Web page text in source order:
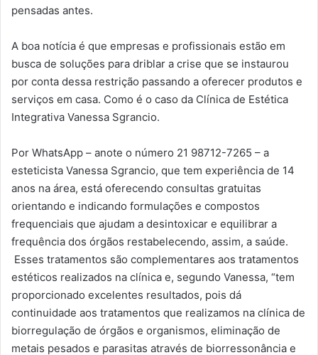
pensadas antes.
A boa notícia é que empresas e profissionais estão em
busca de soluções para driblar a crise que se instaurou
por conta dessa restrição passando a oferecer produtos e
serviços em casa. Como é o caso da Clínica de Estética
Integrativa Vanessa Sgrancio.
Por WhatsApp – anote o número 21 98712-7265 – a
esteticista Vanessa Sgrancio, que tem experiência de 14
anos na área, está oferecendo consultas gratuitas
orientando e indicando formulações e compostos
frequenciais que ajudam a desintoxicar e equilibrar a
frequência dos órgãos restabelecendo, assim, a saúde.
Esses tratamentos são complementares aos tratamentos
estéticos realizados na clínica e, segundo Vanessa, “tem
proporcionado excelentes resultados, pois dá
continuidade aos tratamentos que realizamos na clínica de
biorregulação de órgãos e organismos, eliminação de
metais pesados e parasitas através de biorressonância e